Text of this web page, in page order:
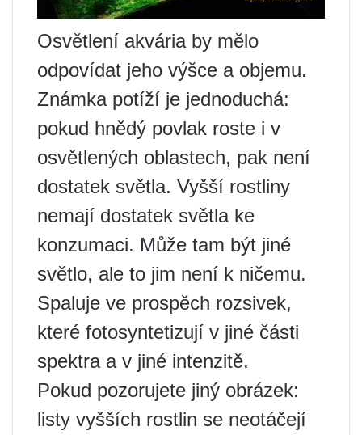
Osvětlení akvária by mělo
odpovídat jeho výšce a objemu.
Známka potíží je jednoduchá:
pokud hnědý povlak roste i v
osvětlených oblastech, pak není
dostatek světla. Vyšší rostliny
nemají dostatek světla ke
konzumaci. Může tam být jiné
světlo, ale to jim není k ničemu.
Spaluje ve prospěch rozsivek,
které fotosyntetizují v jiné části
spektra a v jiné intenzitě.
Pokud pozorujete jiný obrázek:
listy vyšších rostlin se neotáčejí